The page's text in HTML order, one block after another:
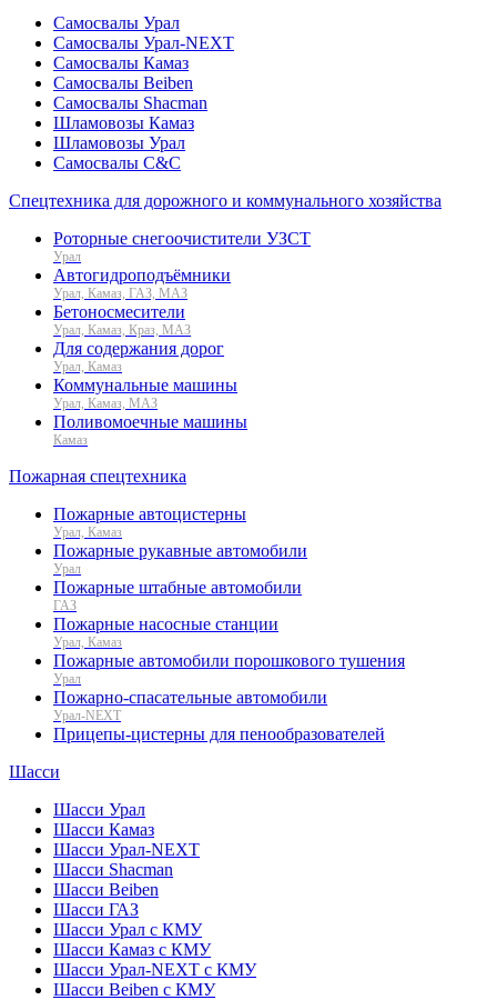
Самосвалы Урал
Самосвалы Урал-NEXT
Самосвалы Камаз
Самосвалы Beiben
Самосвалы Shacman
Шламовозы Камаз
Шламовозы Урал
Самосвалы C&C
Спецтехника для дорожного и коммунального хозяйства
Роторные снегоочистители УЗСТ
Урал
Автогидроподъёмники
Урал, Камаз, ГАЗ, МАЗ
Бетоносмесители
Урал, Камаз, Краз, МАЗ
Для содержания дорог
Урал, Камаз
Коммунальные машины
Урал, Камаз, МАЗ
Поливомоечные машины
Камаз
Пожарная спецтехника
Пожарные автоцистерны
Урал, Камаз
Пожарные рукавные автомобили
Урал
Пожарные штабные автомобили
ГАЗ
Пожарные насосные станции
Урал, Камаз
Пожарные автомобили порошкового тушения
Урал
Пожарно-спасательные автомобили
Урал-NEXT
Прицепы-цистерны для пенообразователей
Шасси
Шасси Урал
Шасси Камаз
Шасси Урал-NEXT
Шасси Shacman
Шасси Beiben
Шасси ГАЗ
Шасси Урал с КМУ
Шасси Камаз с КМУ
Шасси Урал-NEXT с КМУ
Шасси Beiben с КМУ